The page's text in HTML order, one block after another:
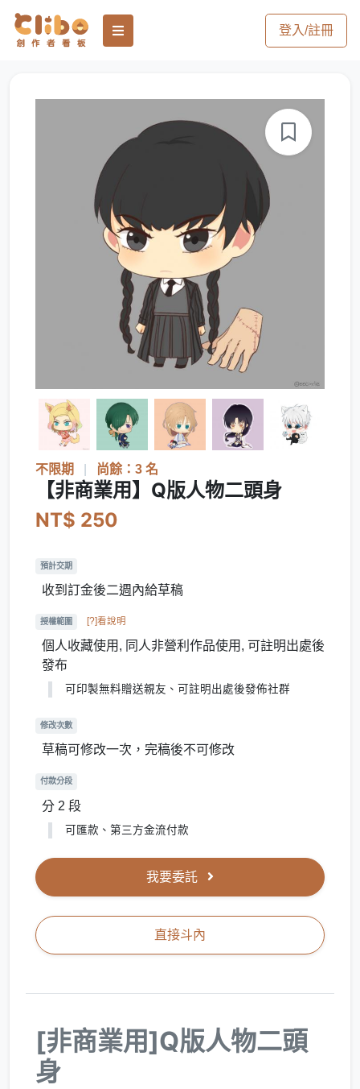
登入/註冊
不限期 尚餘：3 名
【非商業用】Q版人物二頭身
NT$ 250
預計交期
收到訂金後二週內給草稿
授權範圍 [?]看說明
個人收藏使用, 同人非營利作品使用, 可註明出處後
發布
可印製無料贈送親友、可註明出處後發佈社群
修改次數
草稿可修改一次，完稿後不可修改
付款分段
分 2 段
可匯款、第三方金流付款
我要委託
直接斗內
[非商業用]Q版人物二頭
身